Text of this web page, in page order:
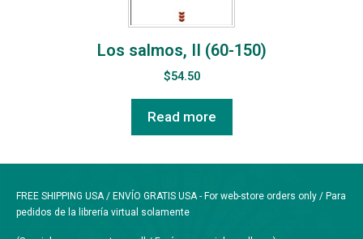
Los salmos, II (60-150)
$54.50
Read more
FREE SHIPPING USA / ENVÍO GRATIS USA - For web-store orders only / Para
pedidos de la librería virtual solamente